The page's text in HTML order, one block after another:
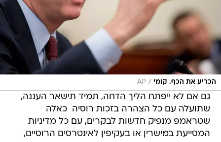
הכריע את הכף. קומי /
AP
גם אם לא ייפתח הליך הדחה, תמיד תישאר העננה,
שתועלה עם כל הצהרה בזכות רוסיה  כאלה
שטראמפ מנפיק חדשות לבקרים, עם כל מדיניות
המסייעת במישרין או בעקיפין לאינטרסים הרוסיים,